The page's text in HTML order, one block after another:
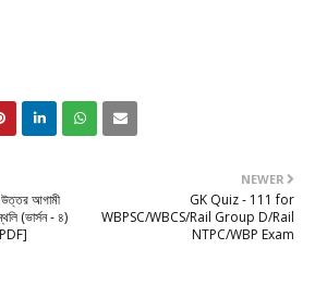
NEWER
GK Quiz - 111 for
WBPSC/WBCS/Rail Group D/Rail
NTPC/WBP Exam
আগামী
(ভার্সন - ৪)